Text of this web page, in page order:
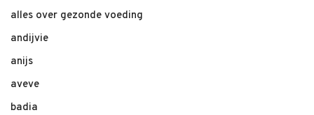
alles over gezonde voeding
andijvie
anijs
aveve
badia